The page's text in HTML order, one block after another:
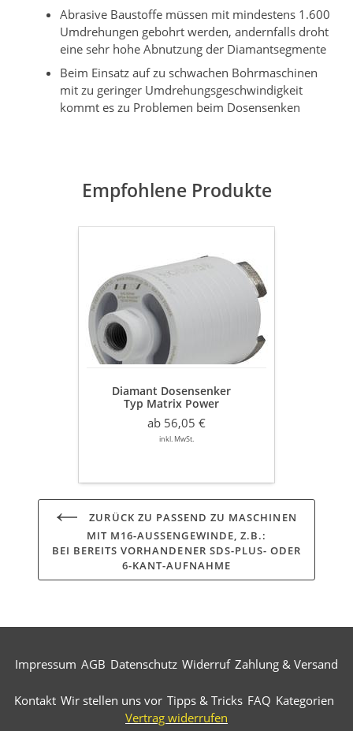
Abrasive Baustoffe müssen mit mindestens 1.600
Umdrehungen gebohrt werden, andernfalls droht
eine sehr hohe Abnutzung der Diamantsegmente
Beim Einsatz auf zu schwachen Bohrmaschinen
mit zu geringer Umdrehungsgeschwindigkeit
kommt es zu Problemen beim Dosensenken
Empfohlene Produkte
Matrix
Power
Ø
68
/
82
Staubabsaugung
Diamant Dosensenker
Typ Matrix Power
Ø 68 / 82 mm
für Staubabsaugung
Beton leicht armiert
ab 56,05 €
inkl. MwSt.
ZURÜCK ZU PASSEND ZU MASCHINEN
MIT M16-AUSSENGEWINDE, Z.B.:
BEI BEREITS VORHANDENER SDS-PLUS- ODER
6-KANT-AUFNAHME
Impressum AGB Datenschutz Widerruf Zahlung & Versand
Kontakt Wir stellen uns vor Tipps & Tricks FAQ Kategorien
Vertrag widerrufen